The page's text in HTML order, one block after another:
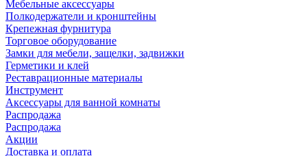
Мебельные аксессуары
Полкодержатели и кронштейны
Крепежная фурнитура
Торговое оборудование
Замки для мебели, защелки, задвижки
Герметики и клей
Реставрационные материалы
Инструмент
Аксессуары для ванной комнаты
Распродажа
Распродажа
Акции
Доставка и оплата